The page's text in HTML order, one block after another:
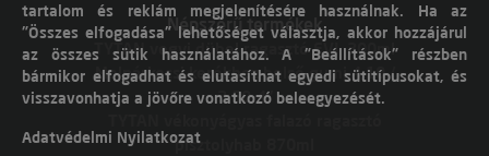
Népszerű termékek
TYTAN vegyi dübel ragasztó EVI. 300ml
Molnárkocsi kerékhez belső gumi 4,10 /
3,50-4"
pisztolyhab 870ml
tartalom és reklám megjelenítésére használnak. Ha az
"Összes elfogadása" lehetőséget választja, akkor hozzájárul
az összes sütik használatához. A "Beállítások" részben
bármikor elfogadhat és elutasíthat egyedi sütitípusokat, és
visszavonhatja a jövőre vonatkozó beleegyezését.
Adatvédelmi Nyilatkozat